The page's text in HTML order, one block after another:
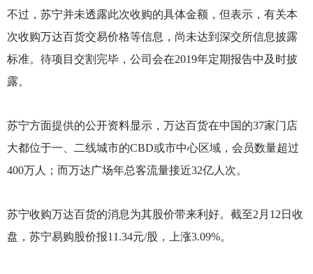
不过，苏宁并未透露此次收购的具体金额，但表示，有关本
次收购万达百货交易价格等信息，尚未达到深交所信息披露
标准。待项目交割完毕，公司会在2019年定期报告中及时披
露。
苏宁方面提供的公开资料显示，万达百货在中国的37家门店
大都位于一、二线城市的CBD或市中心区域，会员数量超过
400万人；而万达广场年总客流量接近32亿人次。
苏宁收购万达百货的消息为其股价带来利好。截至2月12日收
盘，苏宁易购股价报11.34元/股，上涨3.09%。